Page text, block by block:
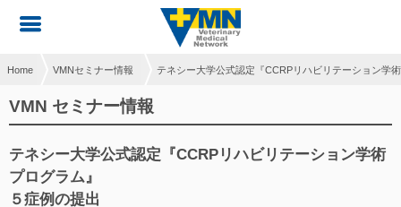
Home VMNセミナー情報 テネシー大学公式認定『CCRPリハビリテーション学
VMN セミナー情報
テネシー大学公式認定『CCRPリハビリテーション学術
プログラム』
５症例の提出